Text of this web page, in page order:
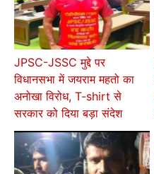
JPSC-JSSC मुद्दे पर
विधानसभा में जयराम महतो का
अनोखा विरोध, T-shirt से
सरकार को दिया बड़ा संदेश